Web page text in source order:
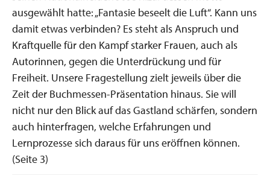
ausgewählt hatte: „Fantasie beseelt die Luft“. Kann uns
damit etwas verbinden? Es steht als Anspruch und
Kraftquelle für den Kampf starker Frauen, auch als
Autorinnen, gegen die Unterdrückung und für
Freiheit. Unsere Fragestellung zielt jeweils über die
Zeit der Buchmessen-Präsentation hinaus. Sie will
nicht nur den Blick auf das Gastland schärfen, sondern
auch hinterfragen, welche Erfahrungen und
Lernprozesse sich daraus für uns eröffnen können.
(Seite 3)